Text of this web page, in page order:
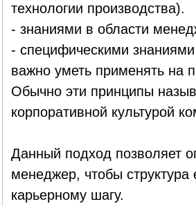
технологии производства).
- знаниями в области
- специфическими
важно уметь применять на
Обычно эти принципы
корпоративной культурой
Данный подход позволяет
менеджер, чтобы
карьерному шагу.